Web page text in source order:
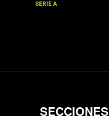
SERIE A
SECCIONES